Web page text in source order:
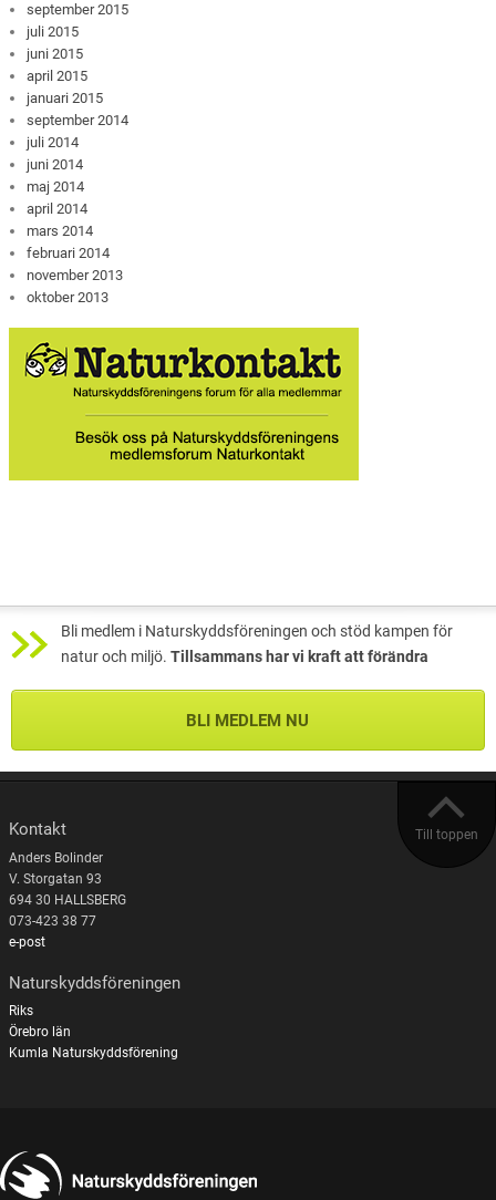
september 2015
juli 2015
juni 2015
april 2015
januari 2015
september 2014
juli 2014
juni 2014
maj 2014
april 2014
mars 2014
februari 2014
november 2013
oktober 2013
Bli medlem i Naturskyddsföreningen och stöd kampen för
natur och miljö. Tillsammans har vi kraft att förändra
BLI MEDLEM NU
Till toppen
Kontakt
Anders Bolinder
V. Storgatan 93
694 30 HALLSBERG
073-423 38 77
e-post
Naturskyddsföreningen
Riks
Örebro län
Kumla Naturskyddsförening